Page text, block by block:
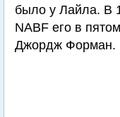
было у Лайла. В
NABF его в
Джордж Форман.